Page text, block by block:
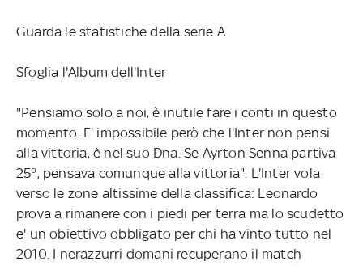
Guarda le statistiche della serie A
Sfoglia l'Album dell'Inter
"Pensiamo solo a noi, è inutile fare i conti in questo
momento. E' impossibile però che l'Inter non pensi
alla vittoria, è nel suo Dna. Se Ayrton Senna partiva
25°, pensava comunque alla vittoria". L'Inter vola
verso le zone altissime della classifica: Leonardo
prova a rimanere con i piedi per terra ma lo scudetto
e' un obiettivo obbligato per chi ha vinto tutto nel
2010. I nerazzurri domani recuperano il match